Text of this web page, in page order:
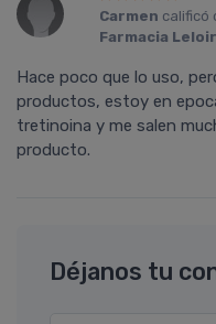
Carmen calificó
Farmacia Leloir
Hace poco que lo uso,
productos, estoy en
tretinoina y me salen
producto.
Déjanos tu